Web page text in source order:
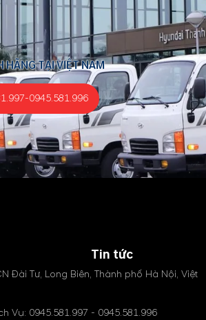
HÃNG TẠI VIỆT NAM
-0945.581.996
Tin tức
Đài Tư, Long Biên, Thành phố Hà Nội, Việt
Vụ: 0945.581.997 - 0945.581.996